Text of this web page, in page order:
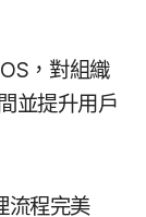
，​對​組織​
並​提升​用戶​
流程​完美​